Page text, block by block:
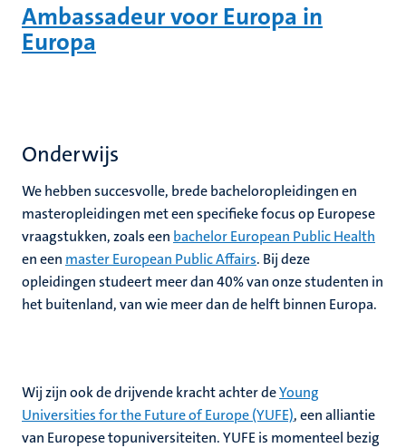
Ambassadeur voor Europa in
Europa
Onderwijs
We hebben succesvolle, brede bacheloropleidingen en
masteropleidingen met een specifieke focus op Europese
vraagstukken, zoals een bachelor European Public Health
en een master European Public Affairs. Bij deze
opleidingen studeert meer dan 40% van onze studenten in
het buitenland, van wie meer dan de helft binnen Europa.
Wij zijn ook de drijvende kracht achter deYoung
Universities for the Future of Europe (YUFE), een alliantie
van Europese topuniversiteiten. YUFE is momenteel bezig